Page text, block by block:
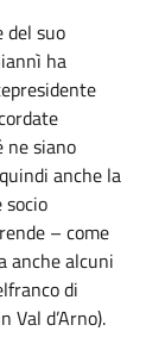
del suo
ha
ne siano
anche la
– come
anche alcuni
di
Val d’Arno).